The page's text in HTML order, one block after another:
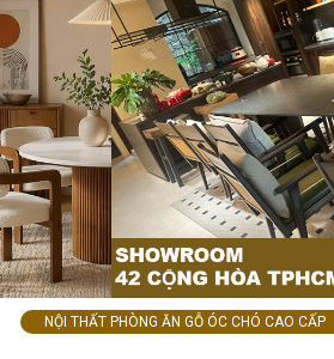
NỘI THẤT PHÒNG ĂN GỖ ÓC CHÓ CAO CẤP